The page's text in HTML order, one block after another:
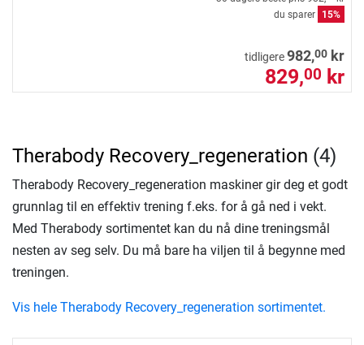
du sparer
15%
tidligere982,00 kr
829,00 kr
Therabody Recovery_regeneration (4)
Therabody Recovery_regeneration maskiner gir deg et godt
grunnlag til en effektiv trening f.eks. for å gå ned i vekt.
Med Therabody sortimentet kan du nå dine treningsmål
nesten av seg selv. Du må bare ha viljen til å begynne med
treningen.
Vis hele Therabody Recovery_regeneration sortimentet.